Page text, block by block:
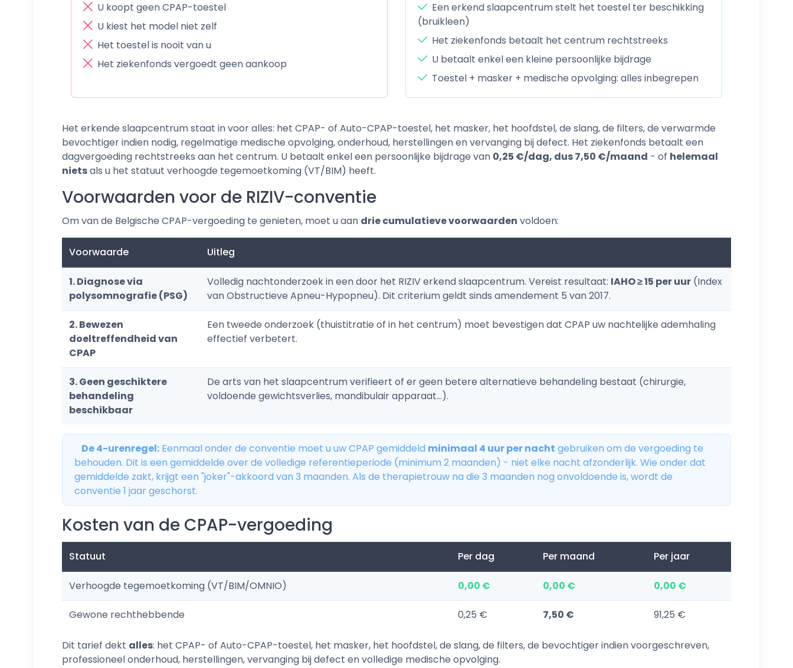
U koopt geen CPAP-toestel
U kiest het model niet zelf
Het toestel is nooit van u
Het ziekenfonds vergoedt geen aankoop
Een erkend slaapcentrum stelt het toestel ter beschikking
(bruikleen)
Het ziekenfonds betaalt het centrum rechtstreeks
U betaalt enkel een kleine persoonlijke bijdrage
Toestel + masker + medische opvolging: alles inbegrepen
Het erkende slaapcentrum staat in voor alles: het CPAP- of Auto-CPAP-toestel, het masker, het hoofdstel, de slang, de filters, de verwarmde
bevochtiger indien nodig, regelmatige medische opvolging, onderhoud, herstellingen en vervanging bij defect. Het ziekenfonds betaalt een
dagvergoeding rechtstreeks aan het centrum. U betaalt enkel een persoonlijke bijdrage van 0,25 €/dag, dus 7,50 €/maand - of helemaal
nietsals u het statuut verhoogde tegemoetkoming (VT/BIM) heeft.
Voorwaarden voor de RIZIV-conventie
Om van de Belgische CPAP-vergoeding te genieten, moet u aan drie cumulatieve voorwaarden voldoen:
Voorwaarde Uitleg
1. Diagnose via
polysomnografie (PSG)
Volledig nachtonderzoek in een door het RIZIV erkend slaapcentrum. Vereist resultaat: IAHO ≥ 15 per uur (Index
van Obstructieve Apneu-Hypopneu). Dit criterium geldt sinds amendement 5 van 2017.
2. Bewezen
doeltreffendheid van
CPAP
Een tweede onderzoek (thuistitratie of in het centrum) moet bevestigen dat CPAP uw nachtelijke ademhaling
effectief verbetert.
3. Geen geschiktere
behandeling
beschikbaar
De arts van het slaapcentrum verifieert of er geen betere alternatieve behandeling bestaat (chirurgie,
voldoende gewichtsverlies, mandibulair apparaat...).
De 4-urenregel: Eenmaal onder de conventie moet u uw CPAP gemiddeld minimaal 4 uur per nacht gebruiken om de vergoeding te
behouden. Dit is een gemiddelde over de volledige referentieperiode (minimum 2 maanden) - niet elke nacht afzonderlijk. Wie onder dat
gemiddelde zakt, krijgt een "joker"-akkoord van 3 maanden. Als de therapietrouw na die 3 maanden nog onvoldoende is, wordt de
conventie 1 jaar geschorst.
Kosten van de CPAP-vergoeding
Statuut Per dag Per maand Per jaar
Verhoogde tegemoetkoming (VT/BIM/OMNIO) 0,00 € 0,00 € 0,00 €
Gewone rechthebbende 0,25 € 7,50 € 91,25 €
Dit tarief dekt alles: het CPAP- of Auto-CPAP-toestel, het masker, het hoofdstel, de slang, de filters, de bevochtiger indien voorgeschreven,
professioneel onderhoud, herstellingen, vervanging bij defect en volledige medische opvolging.